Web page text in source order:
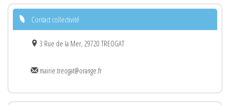
Contact collectivité
3 Rue de la Mer, 29720 TREOGAT
mairie.treogat@orange.fr